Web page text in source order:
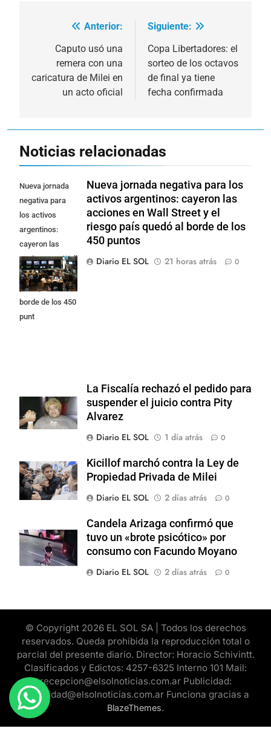
Navegación
entradas
Anterior:
Caputo usó una
remera con una
caricatura de Milei en
un acto oficial
Siguiente:
Copa Libertadores: el
sorteo de los octavos
de final ya tiene
fecha confirmada
Noticias relacionadas
Nueva jornada
negativa para
los activos
argentinos:
cayeron las
acciones en Wall
Street y el riesgo
país quedó al
borde de los 450
punt
Nueva jornada negativa para los
activos argentinos: cayeron las
acciones en Wall Street y el
riesgo país quedó al borde de los
450 puntos
Diario EL SOL
21 horas atrás 0
La Fiscalía rechazó el pedido para
suspender el juicio contra Pity
Alvarez
Diario EL SOL
1 día atrás 0
Kicillof marchó contra la Ley de
Propiedad Privada de Milei
Diario EL SOL
2 días atrás 0
Candela Arizaga confirmó que
tuvo un «brote psicótico» por
consumo con Facundo Moyano
Diario EL SOL
2 días atrás 0
© Copyright 2026 EL SOL SA | Todos los derechos
reservados. Queda prohibida la reproducción total o
parcial del presente diario. Director: Horacio Schivintt.
Clasificados y Edictos: 4257-6325 Interno 101 Mail:
recepcion@elsolnoticias.com.ar Publicidad:
publicidad@elsolnoticias.com.ar Funciona gracias a
BlazeThemes.